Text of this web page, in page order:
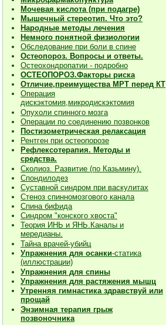
Мочевая кислота (при подагре)
Мышечный стереотип. Что это?
Народные методы лечения
Немного понятной физиологии
Обследование при боли в спине
Остеопороз. Вопросы и ответы.
Остеохондропатии - подробно
ОСТЕОПОРОЗ.Факторы риска
Отличие,преимущества МРТ перед КТ
Операция
дискэктомия,микродискэктомия
Опухоли спинного мозга
Операции по соединению позвонков
Постизометрическая релаксация
Рентген при остеопорозе
Рефлексотерапия. Методы и
средства.
Сколиоз. Развитие (по Казьмину).
Спондилодез
Суставной синдром при васкулитах
Стеноз спинномозгового канала
Спина бифида
Синдром "конского хвоста"
Теория ИНЬ и ЯНЬ.Каналы и
мередианы.
Тайна врачей-убийц
Упражнения для осанки-статика
(иллюстрации)
Упражнения для спины
Упражнения для растяжения мышц
Утренняя гимнастика здравствуй или
прощай
Энзимная терапия грыж
позвоночника